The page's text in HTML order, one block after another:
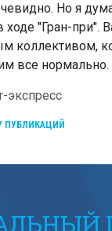
Но я
ходе "Гран-при".
коллективом,
все нормально.
экспресс
ПУБЛИКАЦИЙ